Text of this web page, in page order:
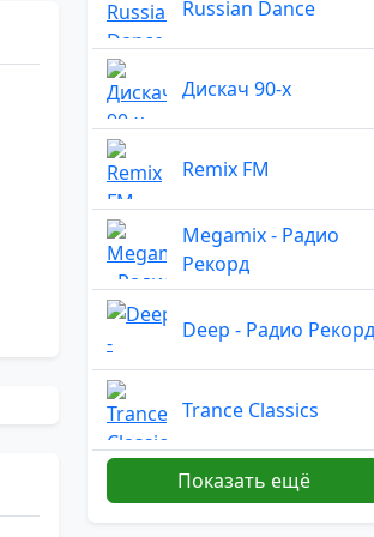
Russian Dance
Дискач 90-х
Remix FM
Megamix - Радио
Рекорд
Deep - Радио Рекорд
Trance Classics
Remix
Показать ещё